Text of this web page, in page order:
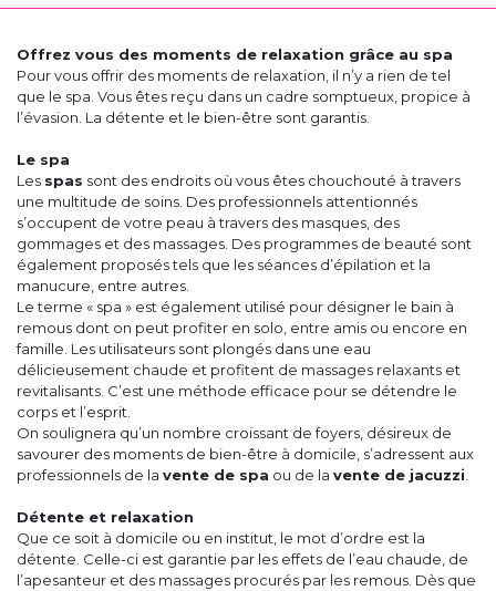
Offrez vous des moments de relaxation grâce au spa
Pour vous offrir des moments de relaxation, il n’y a rien de tel
que le spa. Vous êtes reçu dans un cadre somptueux, propice à
l’évasion. La détente et le bien-être sont garantis.
Le spa
Les spas sont des endroits où vous êtes chouchouté à travers
une multitude de soins. Des professionnels attentionnés
s’occupent de votre peau à travers des masques, des
gommages et des massages. Des programmes de beauté sont
également proposés tels que les séances d’épilation et la
manucure, entre autres.
Le terme « spa » est également utilisé pour désigner le bain à
remous dont on peut profiter en solo, entre amis ou encore en
famille. Les utilisateurs sont plongés dans une eau
délicieusement chaude et profitent de massages relaxants et
revitalisants. C’est une méthode efficace pour se détendre le
corps et l’esprit.
On soulignera qu’un nombre croissant de foyers, désireux de
savourer des moments de bien-être à domicile, s’adressent aux
professionnels de la vente de spa ou de la vente de jacuzzi
Détente et relaxation
Que ce soit à domicile ou en institut, le mot d’ordre est la
détente. Celle-ci est garantie par les effets de l’eau chaude, de
l’apesanteur et des massages procurés par les remous. Dès que